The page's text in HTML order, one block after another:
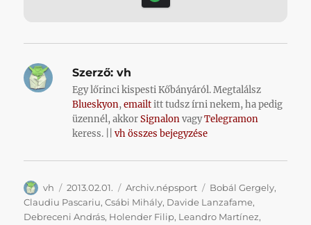
Szerző: vh
Egy lőrinci kispesti Kőbányáról. Megtalálsz
Blueskyon,emailtitt tudsz írni nekem, ha pedig
üzennél, akkorSignalonvagyTelegramon
keress. ||vh összes bejegyzése
Szerző
vh Közzétéve
2013.02.01. Kategória
Archiv.népsport Címke
Bobál Gergely,
Claudiu Pascariu,Csábi Mihály, Davide Lanzafame,
Debreceni András, Holender Filip, Leandro Martínez,